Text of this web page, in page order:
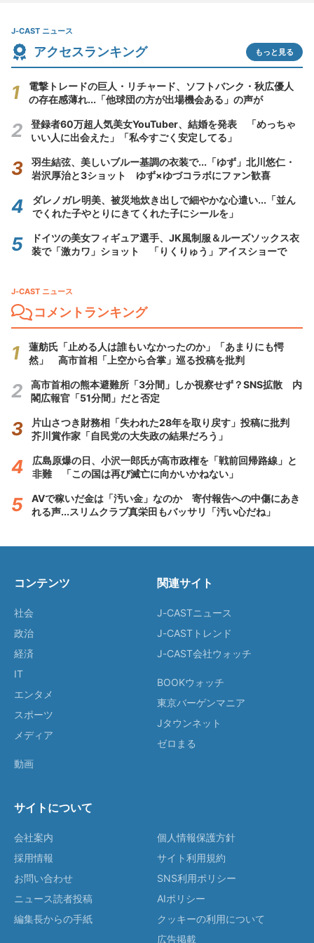
J-CAST ニュース
アクセスランキング もっと見る
電撃トレードの巨人・リチャード、ソフトバンク・秋広優人
の存在感薄れ...「他球団の方が出場機会ある」の声が
登録者60万超人気美女YouTuber、結婚を発表 「めっちゃ
いい人に出会えた」「私今すごく安定してる」
羽生結弦、美しいブルー基調の衣装で...「ゆず」北川悠仁・
岩沢厚治と3ショット ゆず×ゆづコラボにファン歓喜
ダレノガレ明美、被災地炊き出しで細やかな心遣い...「並ん
でくれた子やとりにきてくれた子にシールを」
ドイツの美女フィギュア選手、JK風制服＆ルーズソックス衣
装で「激カワ」ショット 「りくりゅう」アイスショーで
J-CAST ニュース
コメントランキング
蓮舫氏「止める人は誰もいなかったのか」「あまりにも愕
然」 高市首相「上空から合掌」巡る投稿を批判
高市首相の熊本避難所「3分間」しか視察せず？SNS拡散 内
閣広報官「51分間」だと否定
片山さつき財務相「失われた28年を取り戻す」投稿に批判
芥川賞作家「自民党の大失政の結果だろう」
広島原爆の日、小沢一郎氏が高市政権を「戦前回帰路線」と
非難 「この国は再び滅亡に向かいかねない」
AVで稼いだ金は「汚い金」なのか 寄付報告への中傷にあき
れる声...スリムクラブ真栄田もバッサリ「汚い心だね」
コンテンツ
社会
政治
経済
IT
エンタメ
スポーツ
メディア
動画
関連サイト
J-CASTニュース
J-CASTトレンド
J-CAST会社ウォッチ
BOOKウォッチ
東京バーゲンマニア
Jタウンネット
ゼロまる
サイトについて
会社案内
採用情報
お問い合わせ
ニュース読者投稿
編集長からの手紙
個人情報保護方針
サイト利用規約
SNS利用ポリシー
AIポリシー
クッキーの利用について
広告掲載